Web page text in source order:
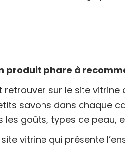
produit phare à
retrouver sur le site vitrine
savons dans chaque
goûts, types de peau,
vitrine qui présente